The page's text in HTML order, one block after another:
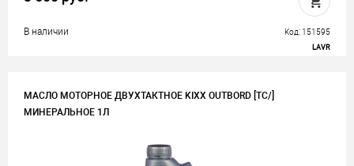
В наличии Код: 151595
LAVR
МАСЛО МОТОРНОЕ ДВУХТАКТНОЕ KIXX OUTBORD [TC/]
МИНЕРАЛЬНОЕ 1Л